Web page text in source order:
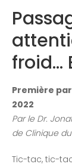
froid…
Première
2022
Par le Dr.
de Clinique
Tic-tac, tic-